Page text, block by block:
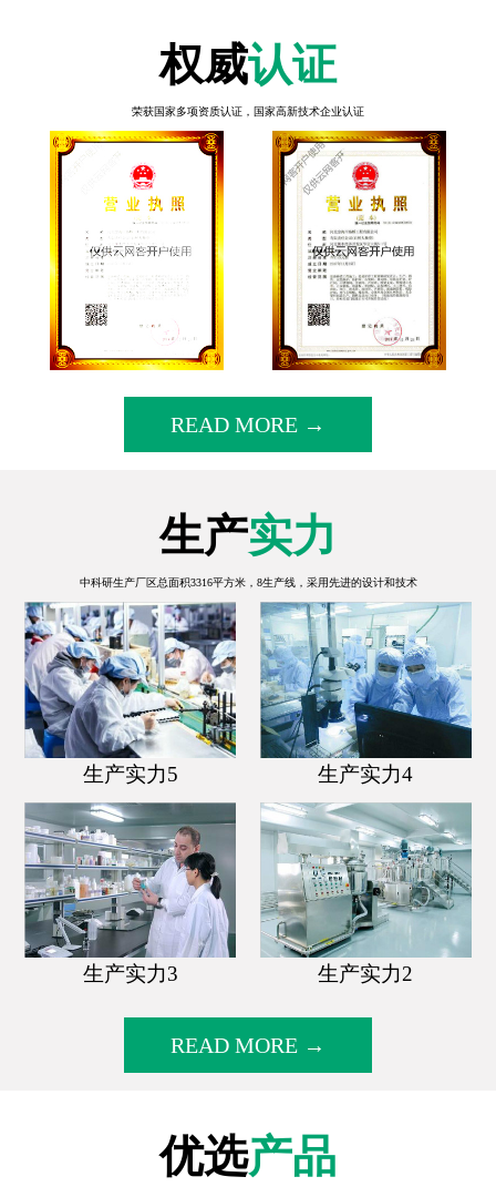
权威认证
荣获国家多项资质认证，国家高新技术企业认证
READ MORE →
生产实力
中科研生产厂区总面积3316平方米，8生产线，采用先进的设计和技术
生产实力5 生产实力4
生产实力3 生产实力2
READ MORE →
优选产品